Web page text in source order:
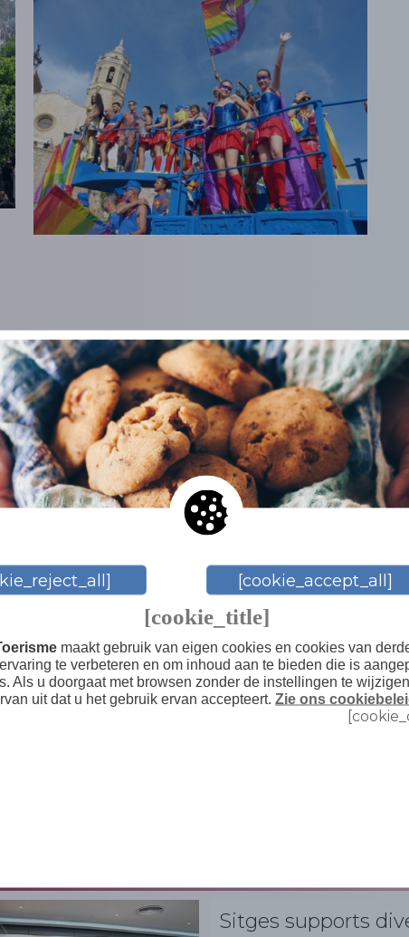
Sitges supports
[cookie_accept_all]
[cookie_title]
maakt gebruik van eigen cookies en cookies van
te verbeteren en om inhoud aan te bieden die is
Als u doorgaat met browsen zonder de instellingen te
uit dat u het gebruik ervan accepteert. Zie ons